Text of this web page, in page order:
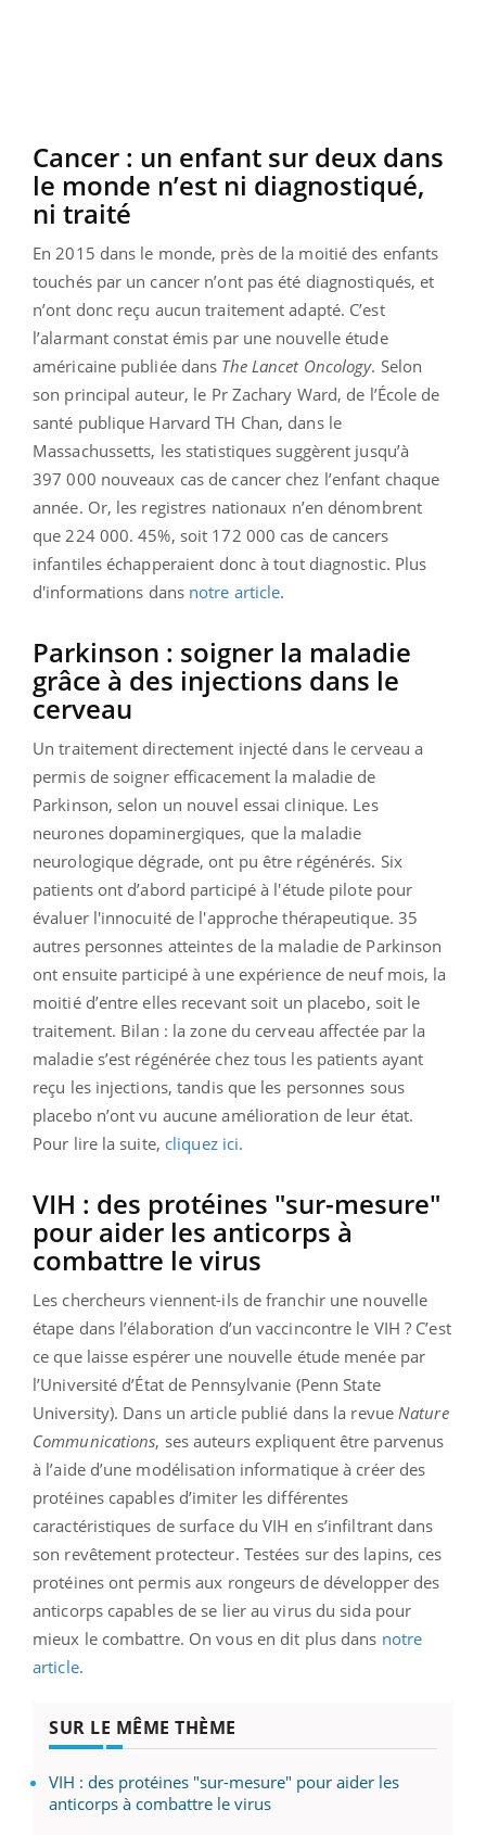
Cancer : un enfant sur deux dans
le monde n’est ni diagnostiqué,
ni traité
En 2015 dans le monde, près de la moitié des enfants
touchés par un cancer n’ont pas été diagnostiqués, et
n’ont donc reçu aucun traitement adapté. C’est
l’alarmant constat émis par une nouvelle étude
américaine publiée dans The Lancet Oncology. Selon
son principal auteur, le Pr Zachary Ward, de l’École de
santé publique Harvard TH Chan, dans le
Massachussetts, les statistiques suggèrent jusqu’à
397 000 nouveaux cas de cancer chez l’enfant chaque
année. Or, les registres nationaux n’en dénombrent
que 224 000. 45%, soit 172 000 cas de cancers
infantiles échapperaient donc à tout diagnostic. Plus
d'informations dans notre article.
Parkinson : soigner la maladie
grâce à des injections dans le
cerveau
Un traitement directement injecté dans le cerveau a
permis de soigner efficacement la maladie de
Parkinson, selon un nouvel essai clinique. Les
neurones dopaminergiques, que la maladie
neurologique dégrade, ont pu être régénérés. Six
patients ont d’abord participé à l'étude pilote pour
évaluer l'innocuité de l'approche thérapeutique. 35
autres personnes atteintes de la maladie de Parkinson
ont ensuite participé à une expérience de neuf mois, la
moitié d’entre elles recevant soit un placebo, soit le
traitement. Bilan : la zone du cerveau affectée par la
maladie s’est régénérée chez tous les patients ayant
reçu les injections, tandis que les personnes sous
placebo n’ont vu aucune amélioration de leur état.
Pour lire la suite, cliquez ici.
VIH : des protéines "sur-mesure"
pour aider les anticorps à
combattre le virus
Les chercheurs viennent-ils de franchir une nouvelle
étape dans l’élaboration d’un vaccincontre le VIH ? C’est
ce que laisse espérer une nouvelle étude menée par
l’Université d’État de Pennsylvanie (Penn State
University). Dans un article publié dans la revue Nature
Communications, ses auteurs expliquent être parvenus
à l’aide d’une modélisation informatique à créer des
protéines capables d’imiter les différentes
caractéristiques de surface du VIH en s’infiltrant dans
son revêtement protecteur. Testées sur des lapins, ces
protéines ont permis aux rongeurs de développer des
anticorps capables de se lier au virus du sida pour
mieux le combattre. On vous en dit plus dans notre
article.
SUR LE MÊME THÈME
VIH : des protéines "sur-mesure" pour aider les
anticorps à combattre le virus